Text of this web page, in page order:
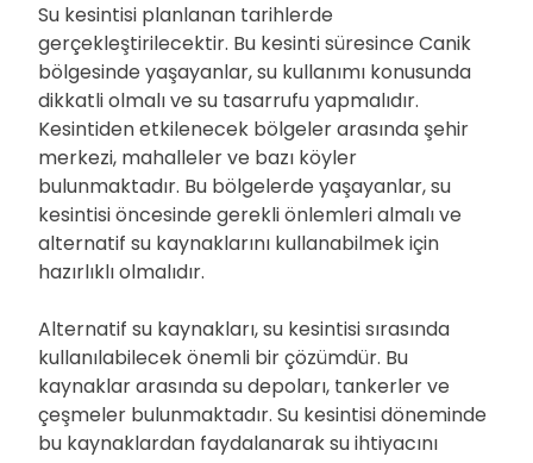
Su kesintisi planlanan tarihlerde
gerçekleştirilecektir. Bu kesinti süresince Canik
bölgesinde yaşayanlar, su kullanımı konusunda
dikkatli olmalı ve su tasarrufu yapmalıdır.
Kesintiden etkilenecek bölgeler arasında şehir
merkezi, mahalleler ve bazı köyler
bulunmaktadır. Bu bölgelerde yaşayanlar, su
kesintisi öncesinde gerekli önlemleri almalı ve
alternatif su kaynaklarını kullanabilmek için
hazırlıklı olmalıdır.
Alternatif su kaynakları, su kesintisi sırasında
kullanılabilecek önemli bir çözümdür. Bu
kaynaklar arasında su depoları, tankerler ve
çeşmeler bulunmaktadır. Su kesintisi döneminde
bu kaynaklardan faydalanarak su ihtiyacını